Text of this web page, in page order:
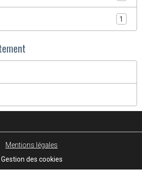
1
Mentions légales
Gestion des cookies